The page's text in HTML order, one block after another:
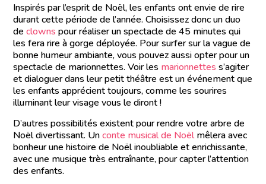
Inspirés par l’esprit de Noël, les enfants ont envie de rire
durant cette période de l’année. Choisissez donc un duo
declowns pour réaliser un spectacle de 45 minutes qui
les fera rire à gorge déployée. Pour surfer sur la vague de
bonne humeur ambiante, vous pouvez aussi opter pour un
spectacle de marionnettes. Voir les marionnettes s’agiter
et dialoguer dans leur petit théâtre est un événement que
les enfants apprécient toujours, comme les sourires
illuminant leur visage vous le diront !
D’autres possibilités existent pour rendre votre arbre de
Noël divertissant. Unconte musical de Noëlmêlera avec
bonheur une histoire de Noël inoubliable et enrichissante,
avec une musique très entraînante, pour capter l’attention
des enfants.